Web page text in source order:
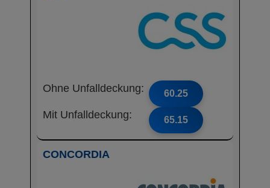
Ohne Unfalldeckung: 60.25
Mit Unfalldeckung: 65.15
CONCORDIA